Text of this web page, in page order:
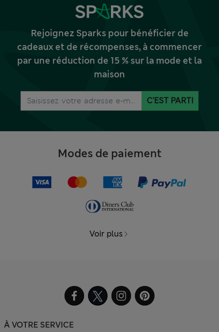
Rejoignez Sparks pour bénéficier de
cadeaux et de récompenses, à commencer
par une réduction de 15 % sur la mode et la
maison
C'EST PARTI
Modes de paiement
Voir plus
À VOTRE SERVICE